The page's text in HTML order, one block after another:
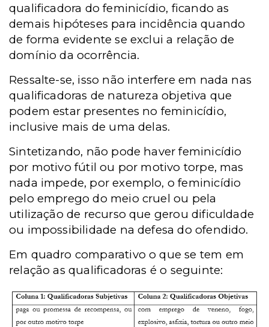
qualificadora do feminicídio, ficando as
demais hipóteses para incidência quando
de forma evidente se exclui a relação de
domínio da ocorrência.
Ressalte-se, isso não interfere em nada nas
qualificadoras de natureza objetiva que
podem estar presentes no feminicídio,
inclusive mais de uma delas.
Sintetizando, não pode haver feminicídio
por motivo fútil ou por motivo torpe, mas
nada impede, por exemplo, o feminicídio
pelo emprego do meio cruel ou pela
utilização de recurso que gerou dificuldade
ou impossibilidade na defesa do ofendido.
Em quadro comparativo o que se tem em
relação as qualificadoras é o seguinte: